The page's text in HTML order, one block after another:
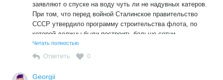
заявляют о спуске на воду чуть ли не надувных катеров.
При том, что перед войной Сталинское правительство
СССР утвердило программу строительства флота, по
которой должны были построить больше сотни
миноносцев
Читать полностью
Ответить 0
Georgii